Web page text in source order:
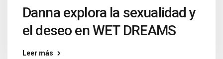
Danna explora la sexualidad y
el deseo en WET DREAMS
Leer más